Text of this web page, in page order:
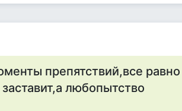
препятствий,все равно
любопытство